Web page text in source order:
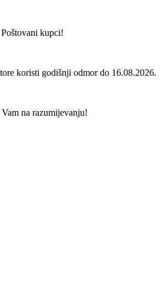
Poštovani kupci!
koristi godišnji odmor do 16.08.2026.
na razumijevanju!